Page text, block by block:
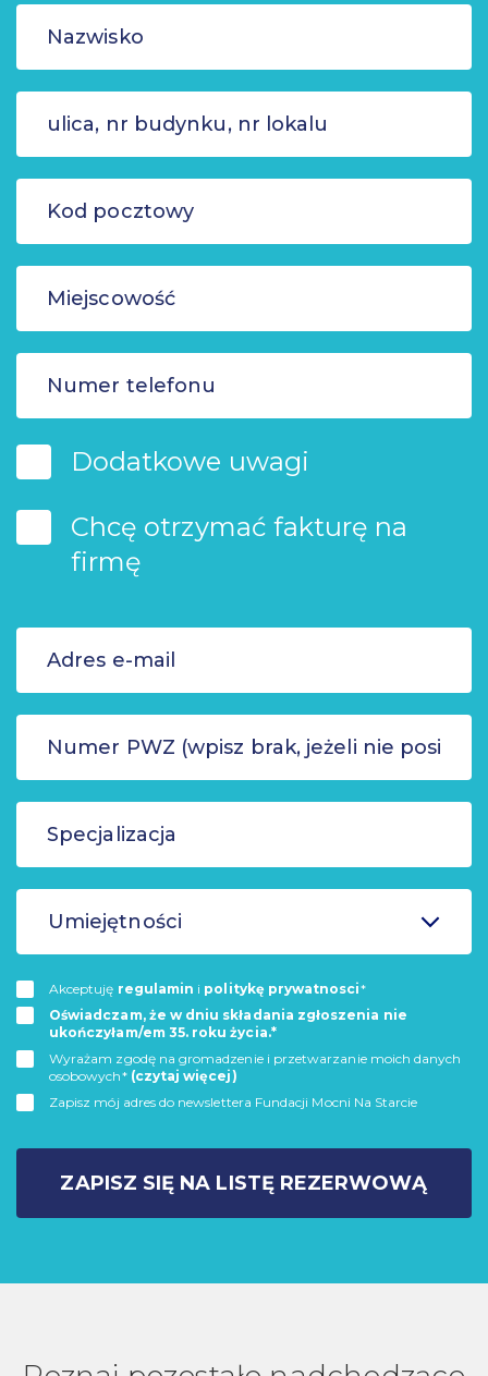
Dodatkowe uwagi
Chcę otrzymać fakturę na
firmę
Umiejętności
Akceptuję regulamin i politykę prywatnosci*
Oświadczam, że w dniu składania zgłoszenia nie
ukończyłam/em 35. roku życia.*
Wyrażam zgodę na gromadzenie i przetwarzanie moich danych
osobowych* (czytaj więcej)
Zapisz mój adres do newslettera Fundacji Mocni Na Starcie
ZAPISZ SIĘ NA LISTĘ REZERWOWĄ